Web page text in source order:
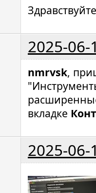
2025-06-
nmrvsk,
вкладке
2025-06-